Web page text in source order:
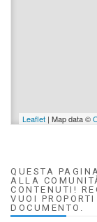
Leaflet | Map data ©
QUESTA
ALLA
CONTENUTI!
VUOI
DOCUMENTO.